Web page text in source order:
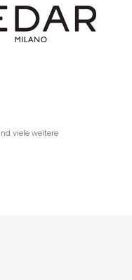
viele weitere